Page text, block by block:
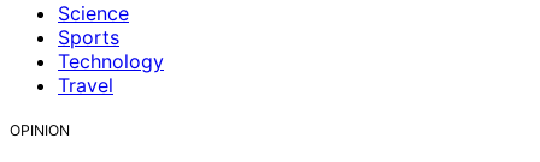
Science
Sports
Technology
Travel
OPINION